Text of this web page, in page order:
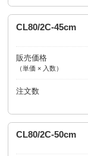
CL80/2C-45cm
販売価格
（単価 × 入数）
注文数
CL80/2C-50cm